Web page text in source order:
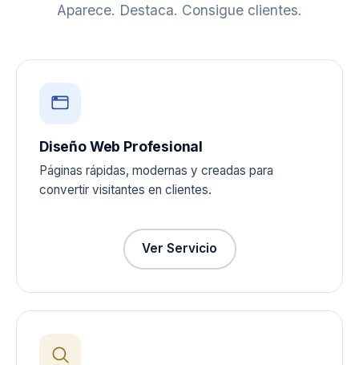
Aparece. Destaca. Consigue clientes.
Diseño Web Profesional
Páginas rápidas, modernas y creadas para
convertir visitantes en clientes.
Ver Servicio